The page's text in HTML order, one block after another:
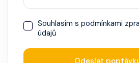
Souhlasím s podmínkami
údajů
Odeslat